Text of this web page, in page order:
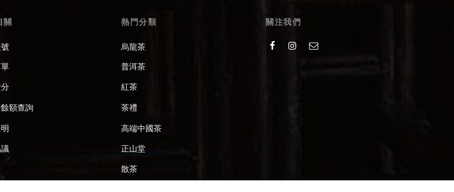
關
額查詢
熱門分類
烏龍茶
普洱茶
紅茶
茶禮
高端中國茶
正山堂
散茶
關注我們